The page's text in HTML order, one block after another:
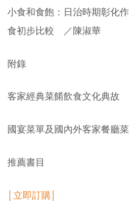
小食和食飽：日治時期彰化
食初步比較 ／陳淑華
附錄
客家經典菜餚飲食文化典故
國宴菜單及國內外客家餐廳
推薦書目
│立即訂購│